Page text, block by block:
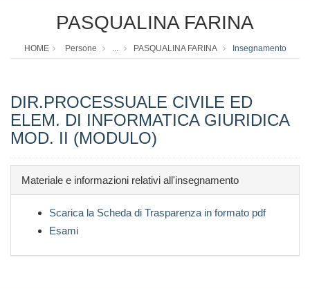
PASQUALINA FARINA
HOME Persone ... PASQUALINA FARINA Insegnamento
DIR.PROCESSUALE CIVILE ED
ELEM. DI INFORMATICA GIURIDICA
MOD. II (MODULO)
Materiale e informazioni relativi all'insegnamento
Scarica la Scheda di Trasparenza in formato pdf
Esami